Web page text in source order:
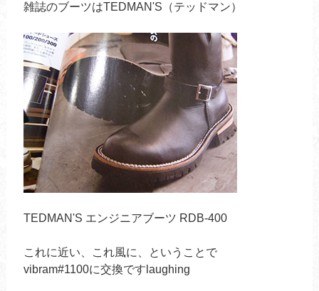
雑誌のブーツはTEDMAN'S（テッドマン）
TEDMAN'S エンジニアブーツ RDB-400
これに近い、これ風に、ということで
vibram#1100に交換ですlaughing